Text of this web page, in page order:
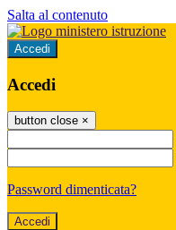
Salta al contenuto
Accedi
Accedi
button close ×
Password dimenticata?